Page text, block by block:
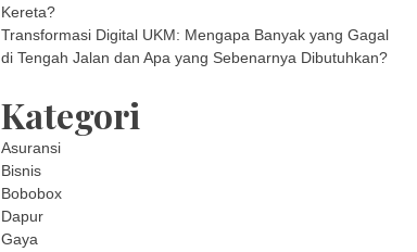
Kereta?
Transformasi Digital UKM: Mengapa Banyak yang Gagal
di Tengah Jalan dan Apa yang Sebenarnya Dibutuhkan?
Kategori
Asuransi
Bisnis
Bobobox
Dapur
Gaya